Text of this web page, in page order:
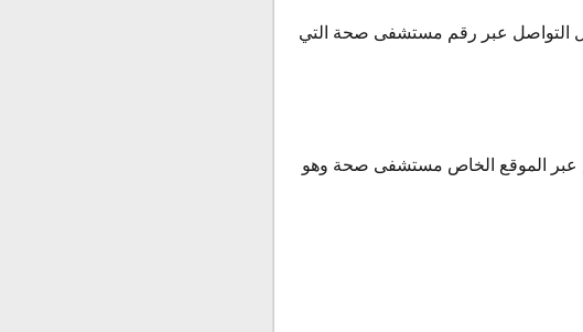
التواصل عبر رقم مستشفى صحة التي
عبر الموقع الخاص مستشفى صحة وهو